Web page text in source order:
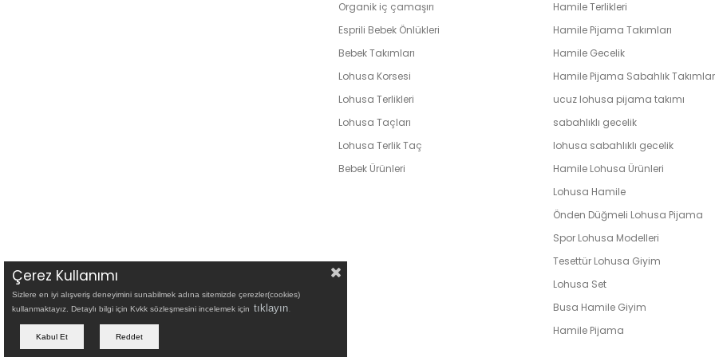
Organik iç çamaşırı
Esprili Bebek Önlükleri
Bebek Takımları
Lohusa Korsesi
Lohusa Terlikleri
Lohusa Taçları
Lohusa Terlik Taç
Bebek Ürünleri
Hamile Terlikleri
Hamile Pijama Takımları
Hamile Gecelik
Hamile Pijama Sabahlık
ucuz lohusa pijama takımı
sabahlıklı gecelik
lohusa sabahlıklı gecelik
Hamile Lohusa Ürünleri
Lohusa Hamile
Önden Düğmeli Lohusa Pijama
Spor Lohusa Modelleri
Tesettür Lohusa Giyim
Lohusa Set
Busa Hamile Giyim
Hamile Pijama
Çerez Kullanımı
Sizlere en iyi alışveriş deneyimini sunabilmek adına sitemizde çerezler(cookies)
kullanmaktayız. Detaylı bilgi için Kvkk sözleşmesini incelemek için tıklayın.
Kabul Et Reddet